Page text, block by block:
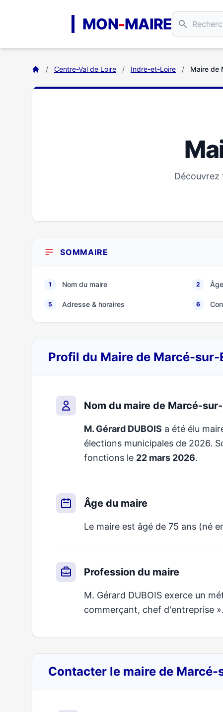
MON-MAIRE
/ Centre-Val de Loire / Indre-et-Loire / Maire de
Découvrez
SOMMAIRE
1 Nom du maire 2
5 Adresse & horaires 6
Profil du Maire de Marcé-sur-
Nom du maire de Marcé-
M. Gérard DUBOIS a été élu
élections municipales de 2026.
fonctions le 22 mars 2026.
Âge du maire
Le maire est âgé de 75 ans (né
Profession du maire
M. Gérard DUBOIS exerce un
commerçant, chef d'entreprise ».
Contacter le maire de